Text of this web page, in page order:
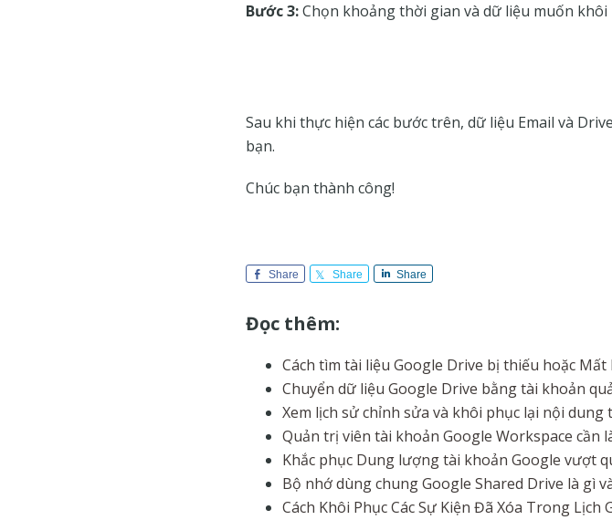
Bước 3:Chọn khoảng thời gian và dữ liệu muốn khôi
Sau khi thực hiện các bước trên, dữ liệu Email và
bạn.
Chúc bạn thành công!
Share Share Share
Đọc thêm:
Cách tìm tài liệu Google Drive bị thiếu hoặc
Chuyển dữ liệu Google Drive bằng tài khoản
Xem lịch sử chỉnh sửa và khôi phục lại nội dung
Quản trị viên tài khoản Google Workspace
Khắc phục Dung lượng tài khoản Google vượt
Bộ nhớ dùng chung Google Shared Drive là gì
Cách Khôi Phục Các Sự Kiện Đã Xóa Trong Lịch